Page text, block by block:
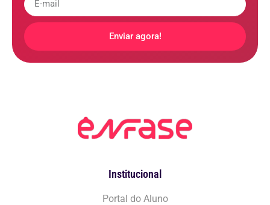
Enviar agora!
Institucional
Portal do Aluno